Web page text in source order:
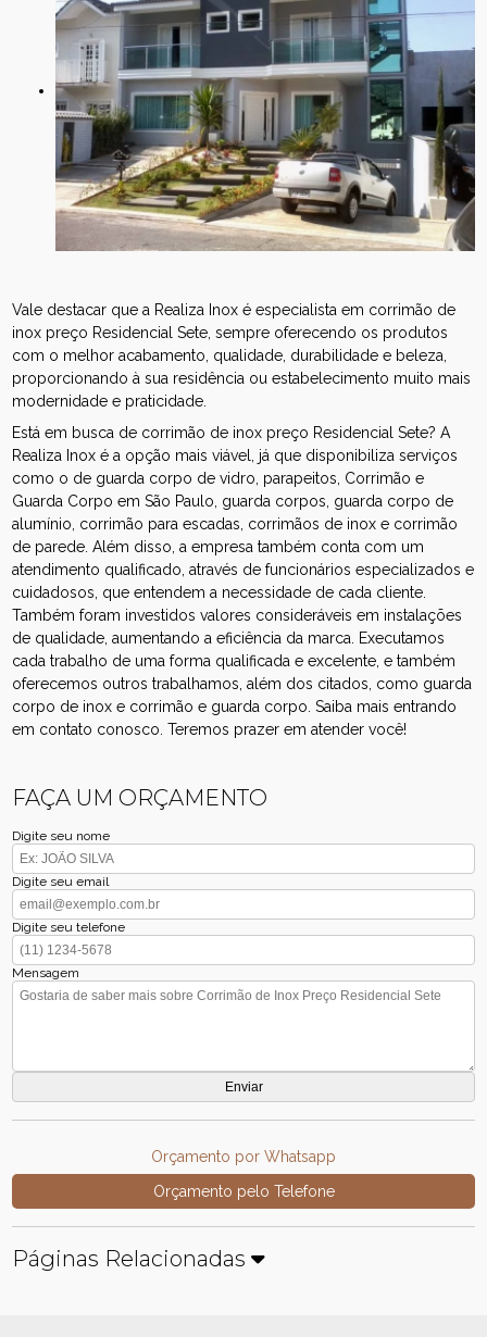
Vale destacar que a Realiza Inox é especialista em corrimão de
inox preço Residencial Sete, sempre oferecendo os produtos
com o melhor acabamento, qualidade, durabilidade e beleza,
proporcionando à sua residência ou estabelecimento muito mais
modernidade e praticidade.
Está em busca de corrimão de inox preço Residencial Sete? A
Realiza Inox é a opção mais viável, já que disponibiliza serviços
como o de guarda corpo de vidro, parapeitos, Corrimão e
Guarda Corpo em São Paulo, guarda corpos, guarda corpo de
alumínio, corrimão para escadas, corrimãos de inox e corrimão
de parede. Além disso, a empresa também conta com um
atendimento qualificado, através de funcionários especializados e
cuidadosos, que entendem a necessidade de cada cliente.
Também foram investidos valores consideráveis em instalações
de qualidade, aumentando a eficiência da marca. Executamos
cada trabalho de uma forma qualificada e excelente, e também
oferecemos outros trabalhamos, além dos citados, como guarda
corpo de inox e corrimão e guarda corpo. Saiba mais entrando
em contato conosco. Teremos prazer em atender você!
FAÇA UM ORÇAMENTO
Digite seu nome
Digite seu email
Digite seu telefone
Mensagem
Orçamento por Whatsapp
Orçamento pelo Telefone
Páginas Relacionadas